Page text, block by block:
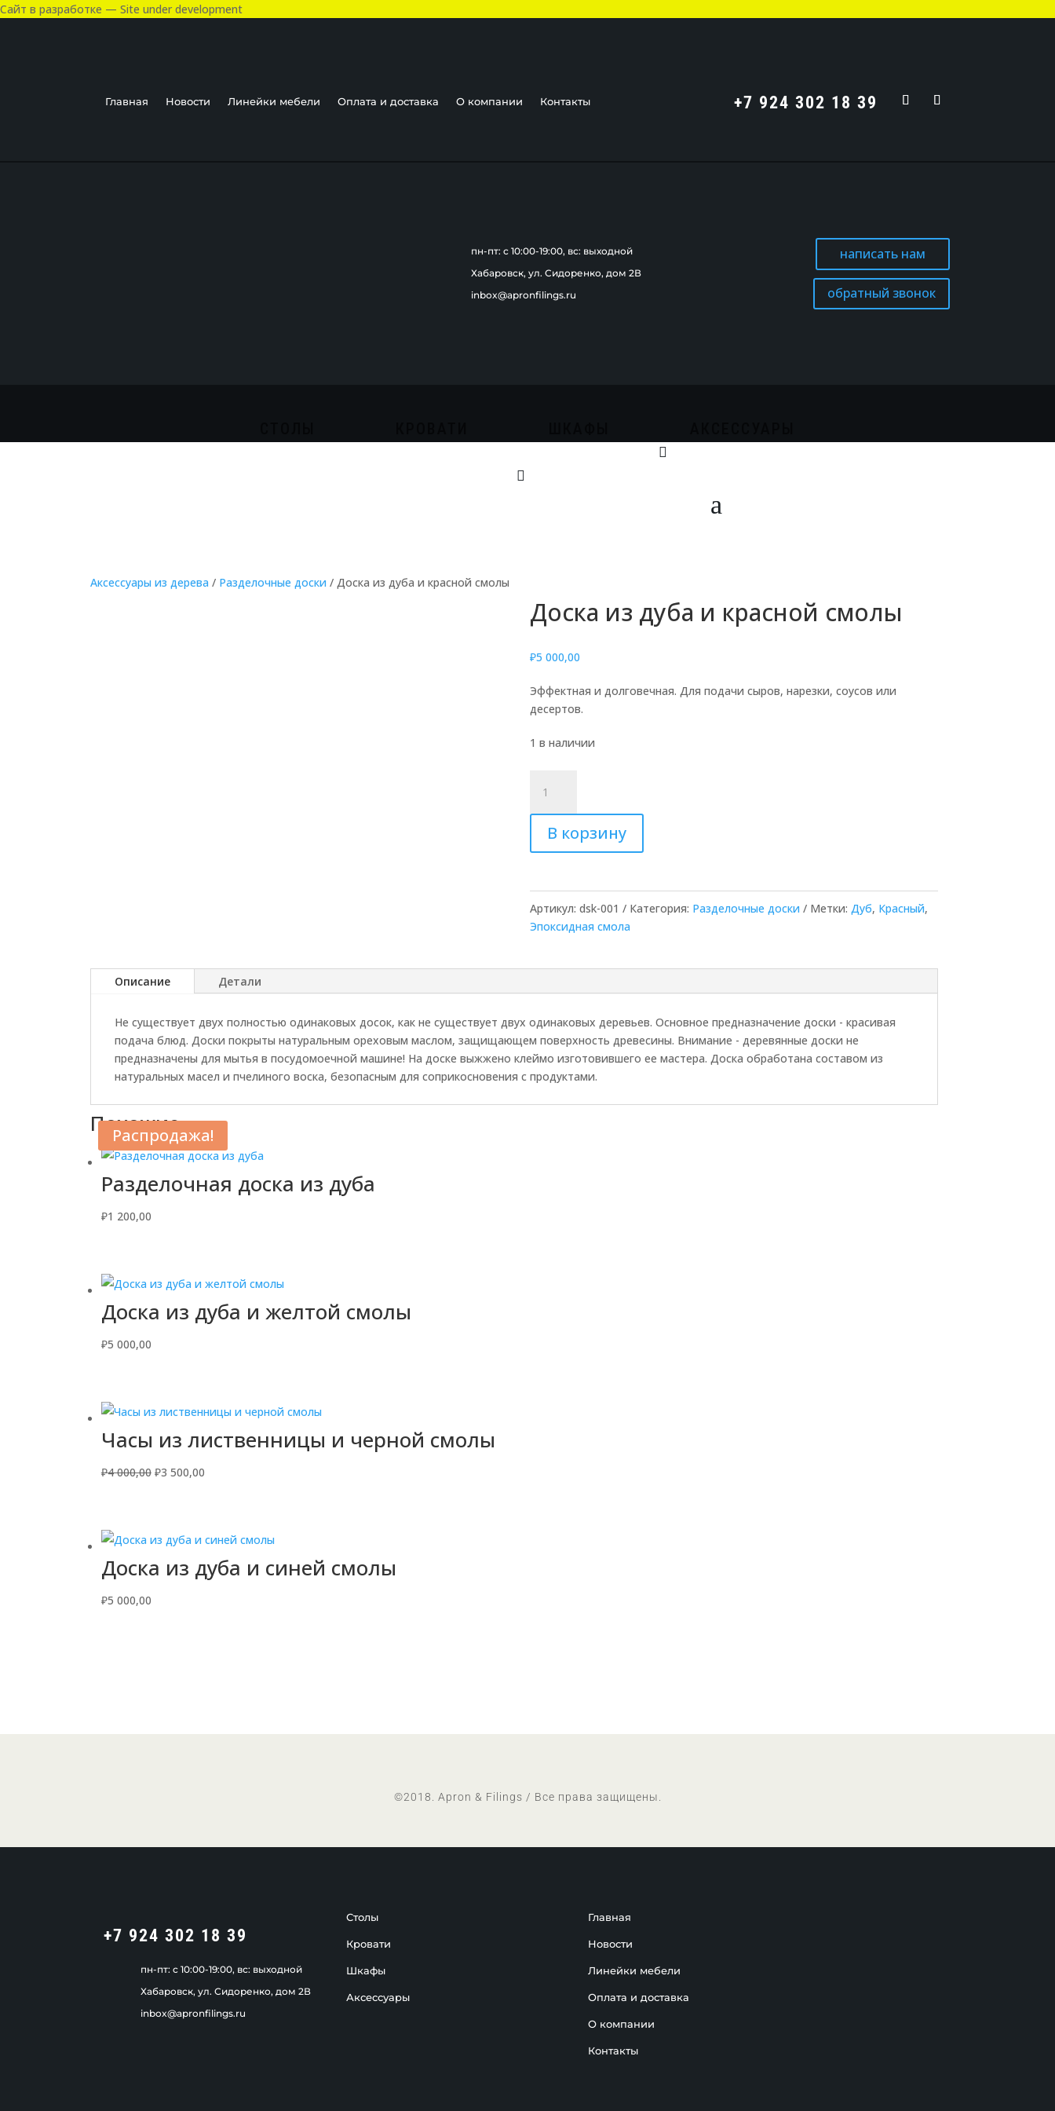
Сайт в разработке — Site under development
Главная Новости Линейки мебели Оплата и доставка О компании Контакты +7 924 302 18 39
пн-пт: c 10:00-19:00, вс: выходной
Хабаровск, ул. Сидоренко, дом 2В
inbox@apronfilings.ru
написать нам
обратный звонок
Аксессуары из дерева / Разделочные доски / Доска из дуба и красной смолы
Доска из дуба и красной смолы
₽5 000,00
Эффектная и долговечная. Для подачи сыров, нарезки, соусов или
десертов.
1 в наличии
товара
Доска
дуба
красной
смолы
В корзину
Артикул: dsk-001 Категория: Разделочные доски Метки: Дуб, Красный,
Эпоксидная смола
Описание Детали
Не существует двух полностью одинаковых досок, как не существует двух одинаковых деревьев. Основное предназначение доски - красивая
подача блюд. Доски покрыты натуральным ореховым маслом, защищающем поверхность древесины. Внимание - деревянные доски не
предназначены для мытья в посудомоечной машине! На доске выжжено клеймо изготовившего ее мастера. Доска обработана составом из
натуральных масел и пчелиного воска, безопасным для соприкосновения с продуктами.
Похожие
Разделочная доска из дуба
₽1 200,00
Доска из дуба и желтой смолы
₽5 000,00
Распродажа!
Часы из лиственницы и черной смолы
₽4 000,00 Первоначальная
₽3 500,00Текущая
500,00.
Доска из дуба и синей смолы
₽5 000,00
©2018. Apron & Filings / Все права защищены.
+7 924 302 18 39
пн-пт: c 10:00-19:00, вс: выходной
Хабаровск, ул. Сидоренко, дом 2В
inbox@apronfilings.ru
Столы
Кровати
Шкафы
Аксессуары
Главная
Новости
Линейки мебели
Оплата и доставка
О компании
Контакты